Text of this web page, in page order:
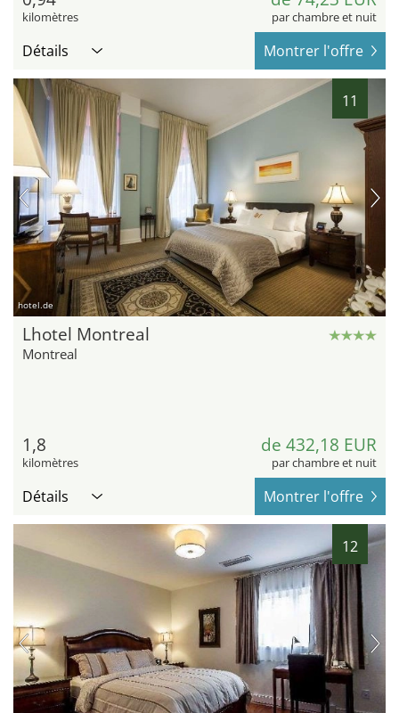
kilomètres par chambre et nuit
Détails Montrer l'offre
11
hotel.de
Lhotel Montreal
Montreal
1,8
kilomètres
de 432,18 EUR
par chambre et nuit
Détails Montrer l'offre
12